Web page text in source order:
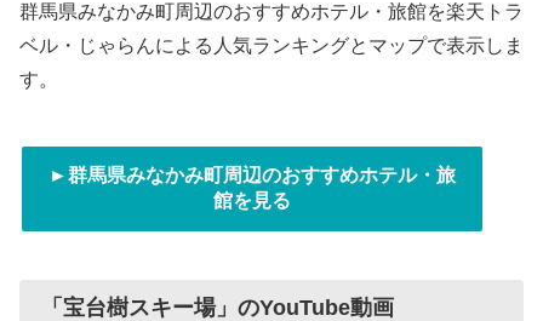
群馬県みなかみ町周辺のおすすめホテル・旅館を楽天トラ
ベル・じゃらんによる人気ランキングとマップで表示しま
す。
►群馬県みなかみ町周辺のおすすめホテル・旅
館を見る
「宝台樹スキー場」のYouTube動画